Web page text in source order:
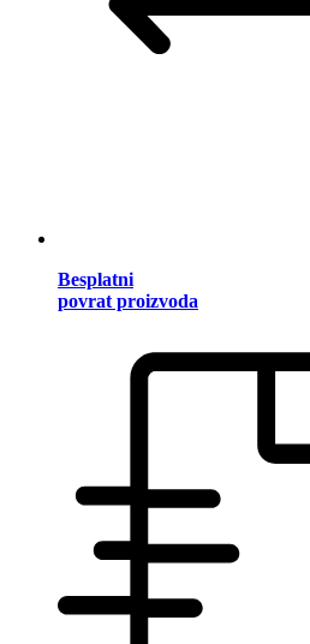
Besplatni
povrat proizvoda